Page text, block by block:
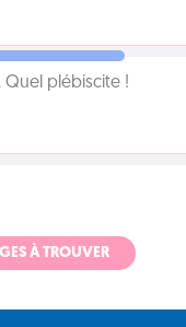
Quel plébiscite !
À TROUVER